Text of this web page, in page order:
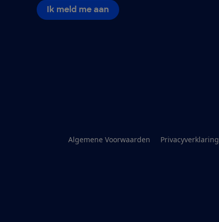
Ik meld me aan
Algemene Voorwaarden Privacyverklaring